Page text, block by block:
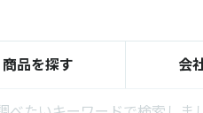
商品を探す 会